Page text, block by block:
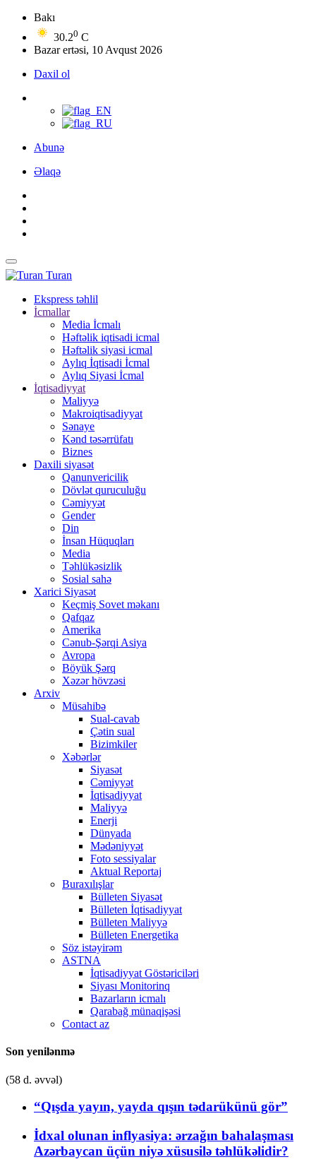
Bakı
30.20 C
Bazar ertəsi, 10 Avqust 2026
Daxil ol
Abunə
Əlaqə
Turan
Ekspress təhlil
İcmallar
Media İcmalı
Həftəlik iqtisadi icmal
Həftəlik siyasi icmal
Aylıq İqtisadi İcmal
Aylıq Siyasi İcmal
İqtisadiyyat
Maliyyə
Makroiqtisadiyyat
Sənaye
Kənd təsərrüfatı
Biznes
Daxili siyasət
Qanunvericilik
Dövlət quruculuğu
Cəmiyyət
Gender
Din
İnsan Hüquqları
Media
Təhlükəsizlik
Sosial sahə
Xarici Siyasət
Keçmiş Sovet məkanı
Qafqaz
Amerika
Cənub-Şərqi Asiya
Avropa
Böyük Şərq
Xəzər hövzəsi
Arxiv
Müsahibə
Sual-cavab
Çətin sual
Bizimkiler
Xəbərlər
Siyasət
Cəmiyyət
İqtisadiyyat
Maliyyə
Enerji
Dünyada
Mədəniyyət
Foto sessiyalar
Aktual Reportaj
Buraxılışlar
Bülleten Siyasət
Bülleten İqtisadiyyat
Bülleten Maliyyə
Bülleten Energetika
Söz istəyirəm
ASTNA
İqtisadiyyat Göstəriciləri
Siyası Monitorinq
Bazarların icmalı
Qarabağ münaqişəsi
Contact az
Son yenilənmə
(58 d. əvvəl)
“Qışda yayın, yayda qışın tədarükünü gör”
İdxal olunan inflyasiya: ərzağın bahalaşması
Azərbaycan üçün niyə xüsusilə təhlükəlidir?